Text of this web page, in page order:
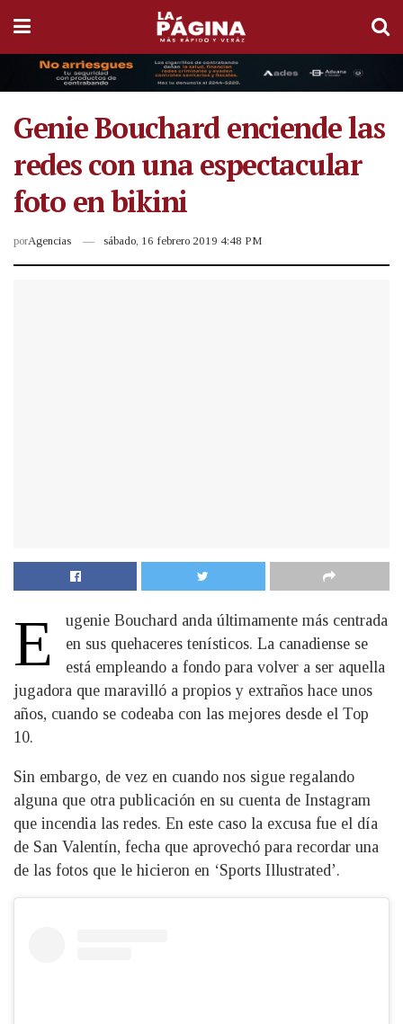
Genie Bouchard enciende las
redes con una espectacular
foto en bikini
porAgencias sábado, 16 febrero 2019 4:48 PM
E
ugenie Bouchard anda últimamente más centrada
en sus quehaceres tenísticos. La canadiense se
está empleando a fondo para volver a ser aquella
jugadora que maravilló a propios y extraños hace unos
años, cuando se codeaba con las mejores desde el Top
10.
Sin embargo, de vez en cuando nos sigue regalando
alguna que otra publicación en su cuenta de Instagram
que incendia las redes. En este caso la excusa fue el día
de San Valentín, fecha que aprovechó para recordar una
de las fotos que le hicieron en ‘Sports Illustrated’.